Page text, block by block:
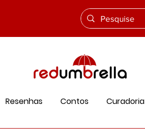
Resenhas Contos Curadoria